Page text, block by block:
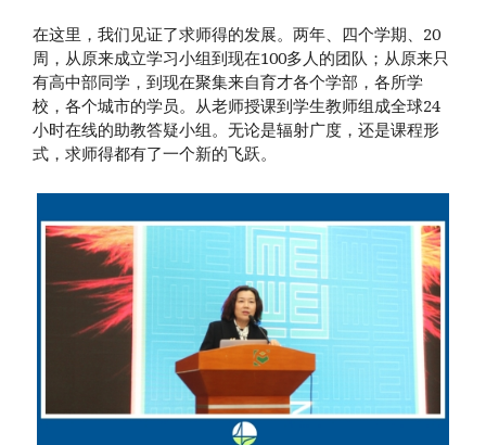
在这里，我们见证了求师得的发展。两年、四个学期、20
周，从原来成立学习小组到现在100多人的团队；从原来只
有高中部同学，到现在聚集来自育才各个学部，各所学
校，各个城市的学员。从老师授课到学生教师组成全球24
小时在线的助教答疑小组。无论是辐射广度，还是课程形
式，求师得都有了一个新的飞跃。